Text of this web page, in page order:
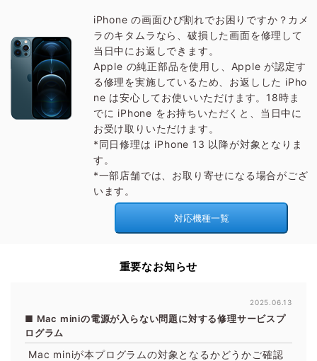
iPhone の画面ひび割れでお困りですか？カメ
ラのキタムラなら、破損した画面を修理して
当日中にお返しできます。
Apple の純正部品を使用し、Apple が認定す
る修理を実施しているため、お返しした iPho
ne は安心してお使いいただけます。18時ま
でに iPhone をお持ちいただくと、当日中に
お受け取りいただけます。
*同日修理は iPhone 13 以降が対象となりま
す。
*一部店舗では、お取り寄せになる場合がござ
います。
対応機種一覧
重要なお知らせ
2025.06.13
Mac miniの電源が入らない問題に対する修理サービスプ
ログラム
Mac miniが本プログラムの対象となるかどうかご確認